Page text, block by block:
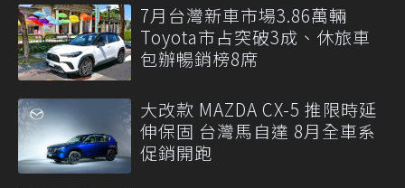
7月台灣新車市場3.86萬輛
Toyota市占突破3成、休旅車
包辦暢銷榜8席
大改款 MAZDA CX-5 推限時延
伸保固 台灣馬自達 8月全車系
促銷開跑